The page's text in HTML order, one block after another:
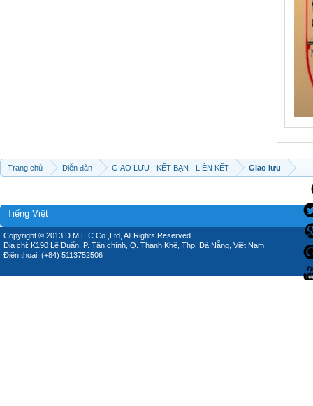
Trang chủ Diễn đàn GIAO LƯU - KẾT BẠN - LIÊN KẾT Giao lưu
Tiếng Việt
Copyright © 2013 D.M.E.C Co.,Ltd, All Rights Reserved.
Địa chỉ: K190 Lê Duẩn, P. Tân chính, Q. Thanh Khê, Thp. Đà Nẵng, Việt Nam.
Điện thoại: (+84) 5113752506